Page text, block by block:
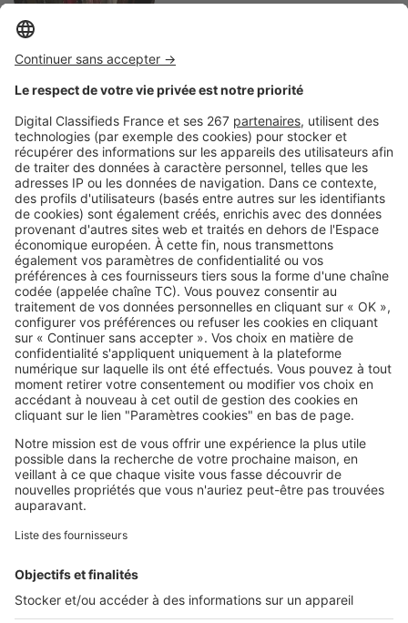
Image
Réglementations
Arrosage, piscine, lavage de
voiture : quelles restrictions d'eau
près de chez vous ?
Image
Réglementations
Vous plantez une haie ? Ces
essences peuvent vous éviter
bien des problèmes avec le
voisinage
SeLoger c'est aussi
Retrouvez-nous sur ...